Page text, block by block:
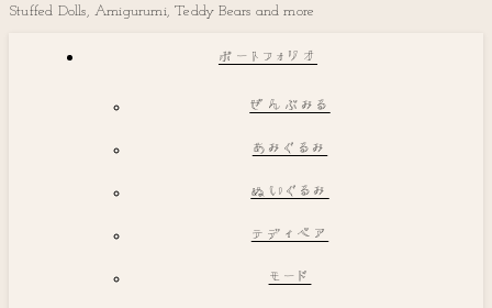
Stuffed Dolls, Amigurumi, Teddy Bears and more
ポートフォリオ
ぜんぶみる
あみぐるみ
ぬいぐるみ
テディベア
モード